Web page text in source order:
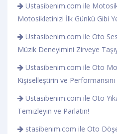
Ustasibenim.com ile
Motosikletinizi İlk Günkü Gibi
Ustasibenim.com ile Oto Ses
Müzik Deneyimini Zirveye
Ustasibenim.com ile Oto
Kişiselleştirin ve Performansını
Ustasibenim.com ile Oto
Temizleyin ve Parlatın!
stasibenim.com ile Oto